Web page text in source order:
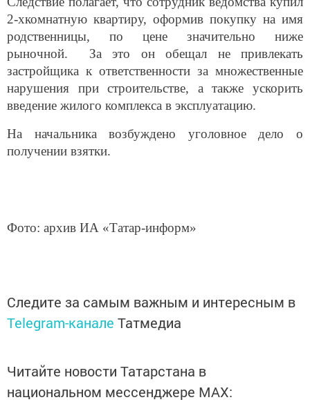
2-хкомнатную квартиру, оформив покупку на имя
родственницы, по цене значительно ниже
рыночной. За это он обещал не привлекать
застройщика к ответственности за множественные
нарушения при строительстве, а также ускорить
введение жилого комплекса в эксплуатацию.
На начальника возбуждено уголовное дело о
получении взятки.
Фото: архив ИА «Татар-информ»
Следите за самым важным и интересным в
Telegram-канале Татмедиа
Читайте новости Татарстана в
национальном мессенджере MАХ: